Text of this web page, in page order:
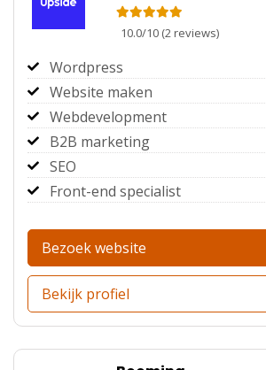
10.0/10 (2reviews)
Wordpress
Website maken
Webdevelopment
B2B marketing
SEO
Front-end specialist
Bezoek website
Bekijk profiel